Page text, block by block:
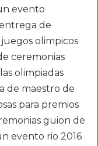
evento
de
olimpicos
ceremonias
olimpiadas
de maestro de
para premios
guion de
evento rio 2016